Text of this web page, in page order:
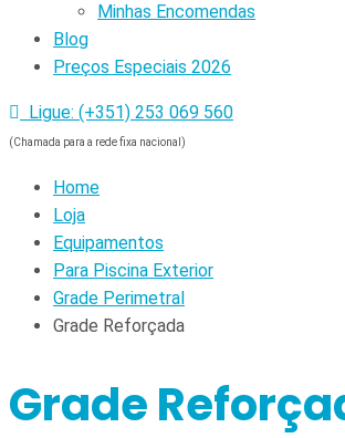
Minhas Encomendas
Blog
Preços Especiais 2026
Ligue: (+351) 253 069 560
(Chamada para a rede fixa nacional)
Home
Loja
Equipamentos
Para Piscina Exterior
Grade Perimetral
Grade Reforçada
Grade